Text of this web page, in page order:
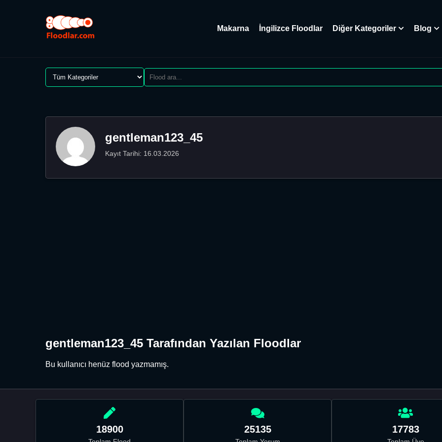
Makarna İngilizce Floodlar Diğer Kategoriler Blog
gentleman123_45
Kayıt Tarihi: 16.03.2026
gentleman123_45 Tarafından Yazılan Floodlar
Bu kullanıcı henüz flood yazmamış.
18900 25135 17783